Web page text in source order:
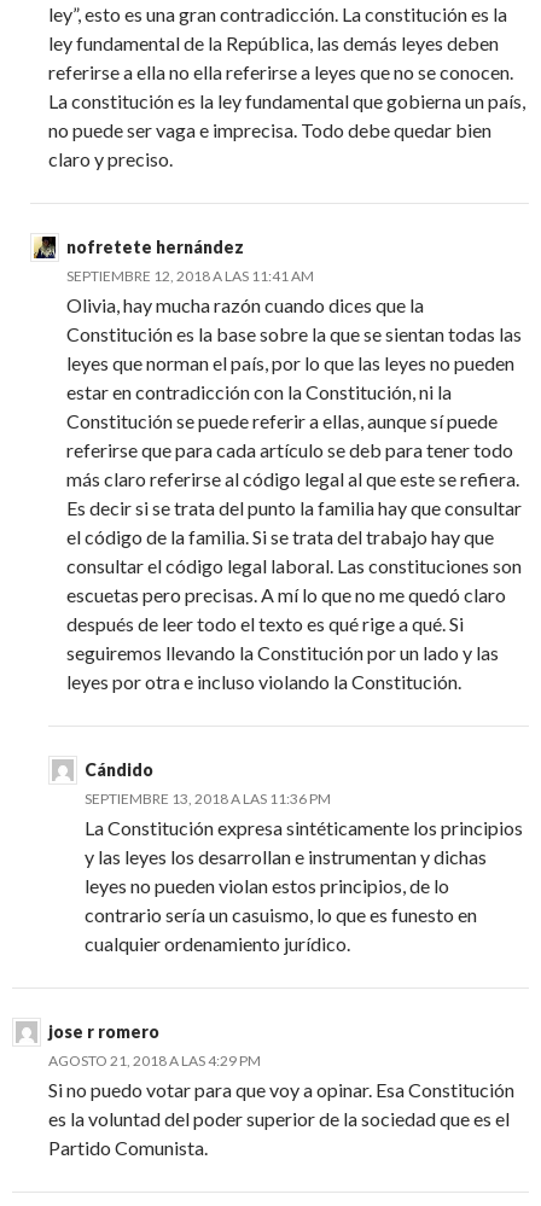
ley”, esto es una gran contradicción. La constitución es la
ley fundamental de la República, las demás leyes deben
referirse a ella no ella referirse a leyes que no se conocen.
La constitución es la ley fundamental que gobierna un país,
no puede ser vaga e imprecisa. Todo debe quedar bien
claro y preciso.
nofretete hernández
SEPTIEMBRE 12, 2018 A LAS 11:41 AM
Olivia, hay mucha razón cuando dices que la
Constitución es la base sobre la que se sientan todas las
leyes que norman el país, por lo que las leyes no pueden
estar en contradicción con la Constitución, ni la
Constitución se puede referir a ellas, aunque sí puede
referirse que para cada artículo se deb para tener todo
más claro referirse al código legal al que este se refiera.
Es decir si se trata del punto la familia hay que consultar
el código de la familia. Si se trata del trabajo hay que
consultar el código legal laboral. Las constituciones son
escuetas pero precisas. A mí lo que no me quedó claro
después de leer todo el texto es qué rige a qué. Si
seguiremos llevando la Constitución por un lado y las
leyes por otra e incluso violando la Constitución.
Cándido
SEPTIEMBRE 13, 2018 A LAS 11:36 PM
La Constitución expresa sintéticamente los principios
y las leyes los desarrollan e instrumentan y dichas
leyes no pueden violan estos principios, de lo
contrario sería un casuismo, lo que es funesto en
cualquier ordenamiento jurídico.
jose r romero
AGOSTO 21, 2018 A LAS 4:29 PM
Si no puedo votar para que voy a opinar. Esa Constitución
es la voluntad del poder superior de la sociedad que es el
Partido Comunista.